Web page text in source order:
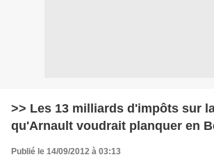
>> Les 13 milliards d'impôts sur
qu'Arnault voudrait planquer en
Publié le 14/09/2012 à 03:13